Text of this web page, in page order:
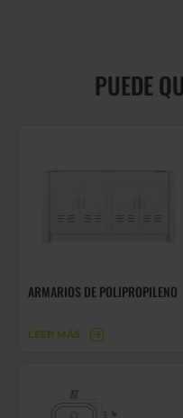
PUEDE
ARMARIOS DE POLIPROPILENO
LEER MÁS